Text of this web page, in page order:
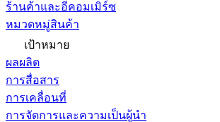
ร้านค้าและอีคอมเมิร์ซ
หมวดหมู่สินค้า
เป้าหมาย
ผลผลิต
การสื่อสาร
การเคลื่อนที่
การจัดการและความเป็นผู้นำ